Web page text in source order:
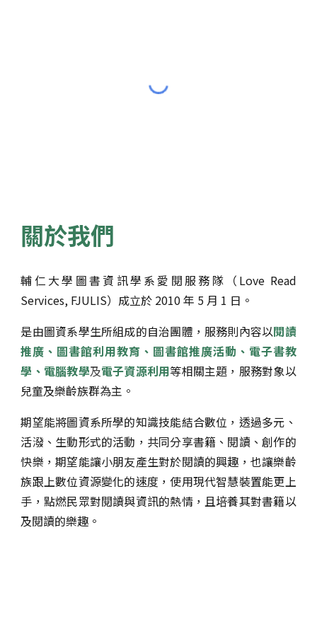
關於我們
輔仁大學圖書資訊學系愛閱服務隊 （ Love Read
Services, FJULIS） 成立於 2010 年 5 月 1 日。
是由圖資系學生所組成的自治團體 ，服務則內容以閱讀
推廣 、圖書館利用教育、圖書館推廣活動、電子書教
學、電腦教學及電子資源利用等相關主題， 服務對象以
兒童及樂齡族群為主 。
期望能將圖資系所學的知識技能結合數位，透過多元、
活潑、生動形式的活動，共同分享書籍、閱讀、創作的
快樂，期望能讓小朋友產生對於閱讀的興趣，也讓樂齡
族跟上數位資源變化的速度，使用現代智慧裝置能更上
手，點燃民眾對閱讀與資訊的熱情，且培養其對書籍以
及閱讀的樂趣。